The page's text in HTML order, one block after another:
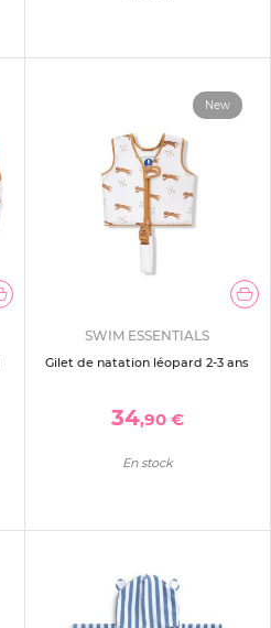
New
SWIM ESSENTIALS
Gilet de natation léopard 2-3 ans
34,90 €
En stock